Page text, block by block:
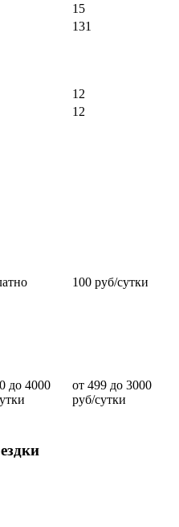
15
131
12
12
100 руб/сутки
до 4000
от 499 до 3000
руб/сутки